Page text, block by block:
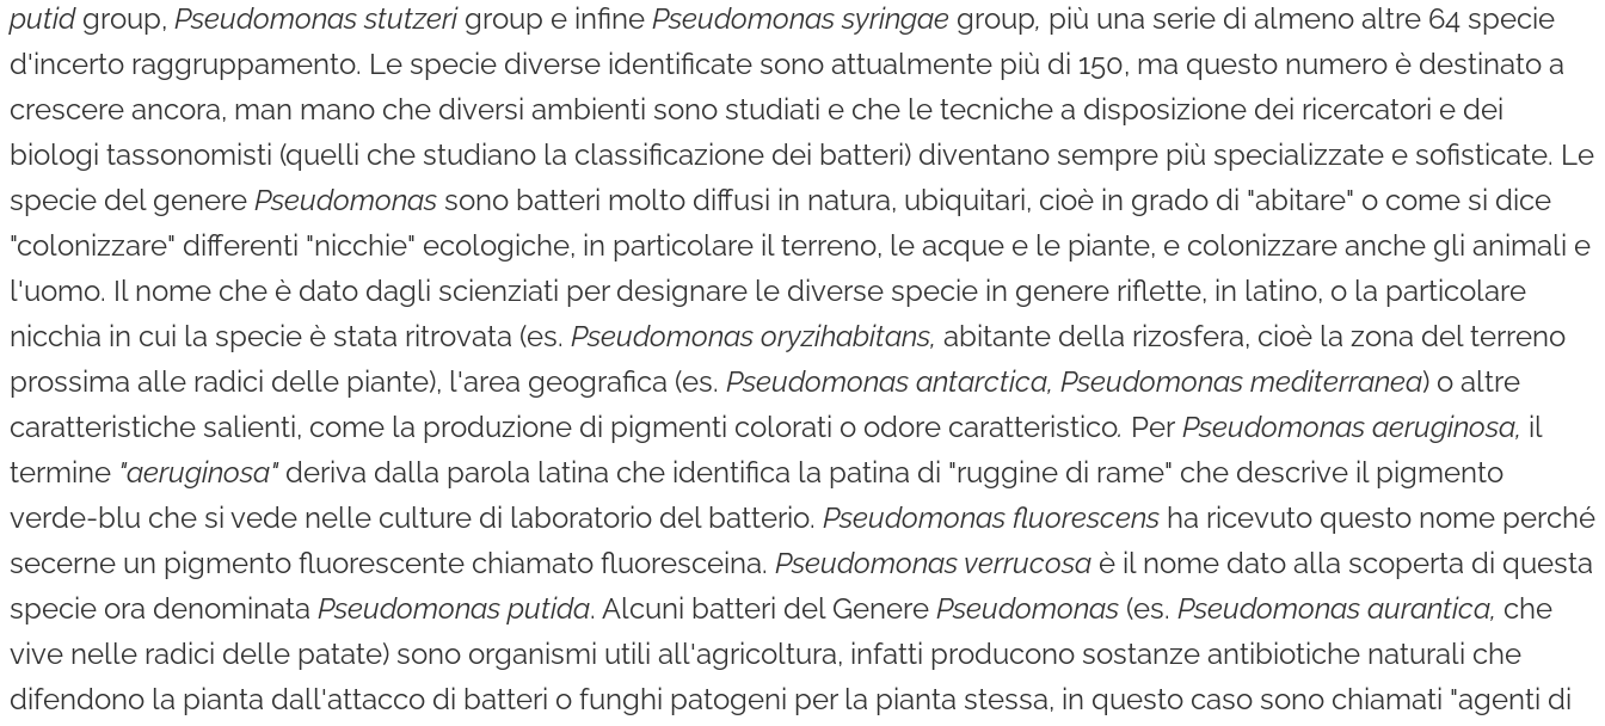
putid group, Pseudomonas stutzeri group e infine Pseudomonas syringae group, più una serie di almeno altre 64 specie
d'incerto raggruppamento. Le specie diverse identificate sono attualmente più di 150, ma questo numero è destinato a
crescere ancora, man mano che diversi ambienti sono studiati e che le tecniche a disposizione dei ricercatori e dei
biologi tassonomisti (quelli che studiano la classificazione dei batteri) diventano sempre più specializzate e sofisticate. Le
specie del genere Pseudomonas sono batteri molto diffusi in natura, ubiquitari, cioè in grado di "abitare" o come si dice
"colonizzare" differenti "nicchie" ecologiche, in particolare il terreno, le acque e le piante, e colonizzare anche gli animali e
l'uomo. Il nome che è dato dagli scienziati per designare le diverse specie in genere riflette, in latino, o la particolare
nicchia in cui la specie è stata ritrovata (es. Pseudomonas oryzihabitans, abitante della rizosfera, cioè la zona del terreno
prossima alle radici delle piante), l'area geografica (es. Pseudomonas antarctica, Pseudomonas mediterranea) o altre
caratteristiche salienti, come la produzione di pigmenti colorati o odore caratteristico. Per Pseudomonas aeruginosa, il
termine "aeruginosa"deriva dalla parola latina che identifica la patina di "ruggine di rame" che descrive il pigmento
verde-blu che si vede nelle culture di laboratorio del batterio. Pseudomonas fluorescens ha ricevuto questo nome perché
secerne un pigmento fluorescente chiamato fluoresceina. Pseudomonas verrucosa è il nome dato alla scoperta di questa
specie ora denominata Pseudomonas putida. Alcuni batteri del Genere Pseudomonas (es. Pseudomonas aurantica, che
vive nelle radici delle patate) sono organismi utili all'agricoltura, infatti producono sostanze antibiotiche naturali che
difendono la pianta dall'attacco di batteri o funghi patogeni per la pianta stessa, in questo caso sono chiamati "agenti di